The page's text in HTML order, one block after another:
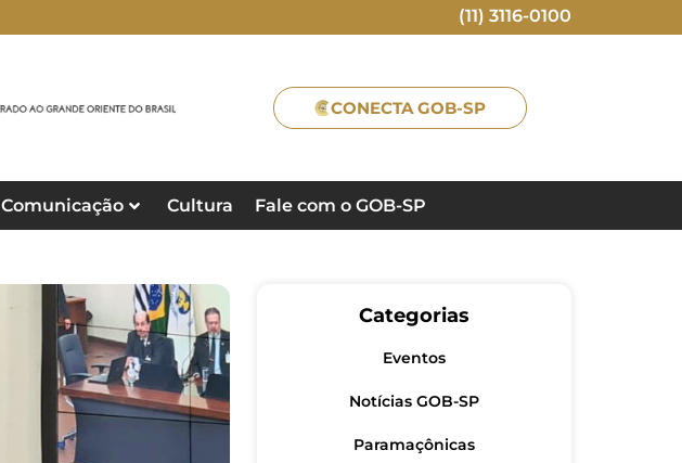
(11) 3116-0100
CONECTA GOB-SP
Comunicação Cultura Fale com o GOB-SP
Categorias
Eventos
Notícias GOB-SP
Paramaçônicas